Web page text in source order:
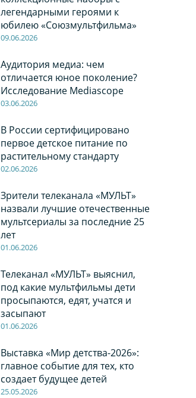
легендарными героями к
юбилею «Союзмультфильма»
09.06.2026
Аудитория медиа: чем
отличается юное поколение?
Исследование Mediascope
03.06.2026
В России сертифицировано
первое детское питание по
растительному стандарту
02.06.2026
Зрители телеканала «МУЛЬТ»
назвали лучшие отечественные
мультсериалы за последние 25
лет
01.06.2026
Телеканал «МУЛЬТ» выяснил,
под какие мультфильмы дети
просыпаются, едят, учатся и
засыпают
01.06.2026
Выставка «Мир детства-2026»:
главное событие для тех, кто
создает будущее детей
25.05.2026